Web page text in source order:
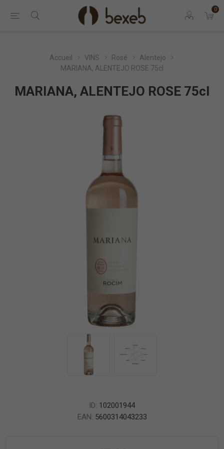
0
Accueil VINS Rosé
Alentejo
MARIANA, ALENTEJO ROSE 75cl
MARIANA, ALENTEJO ROSE 75cl
ID: 102001944
EAN: 5600314043233